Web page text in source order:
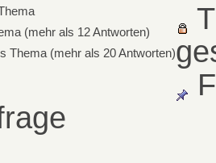
(mehr als 12 Antworten)
Thema (mehr als 20 Antworten)